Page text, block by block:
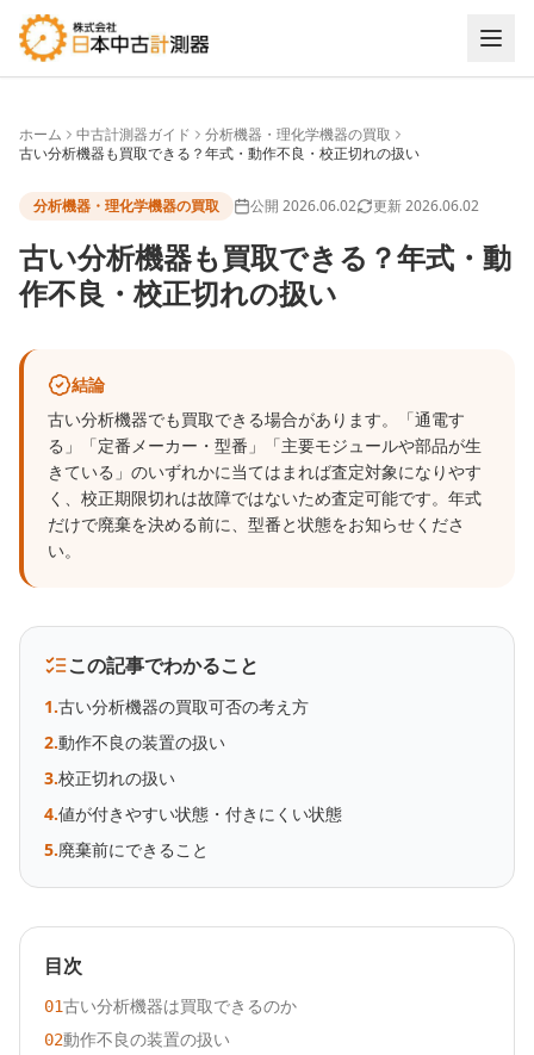
ホーム 中古計測器ガイド
分析機器・理化学機器の買取
古い分析機器も買取できる？年式・動作不良・校正切れの扱い
分析機器・理化学機器の買取 公開 2026.06.02 更新2026.06.02
古い分析機器も買取できる？年式・動
作不良・校正切れの扱い
結論
古い分析機器でも買取できる場合があります。「通電す
る」「定番メーカー・型番」「主要モジュールや部品が生
きている」のいずれかに当てはまれば査定対象になりやす
く、校正期限切れは故障ではないため査定可能です。年式
だけで廃棄を決める前に、型番と状態をお知らせくださ
い。
この記事でわかること
1.古い分析機器の買取可否の考え方
2.動作不良の装置の扱い
3.校正切れの扱い
4.値が付きやすい状態・付きにくい状態
5.廃棄前にできること
目次
01古い分析機器は買取できるのか
02動作不良の装置の扱い